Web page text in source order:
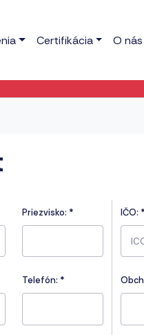
Certifikácia O nás
Priezvisko: *
Telefón: *
IČO: *